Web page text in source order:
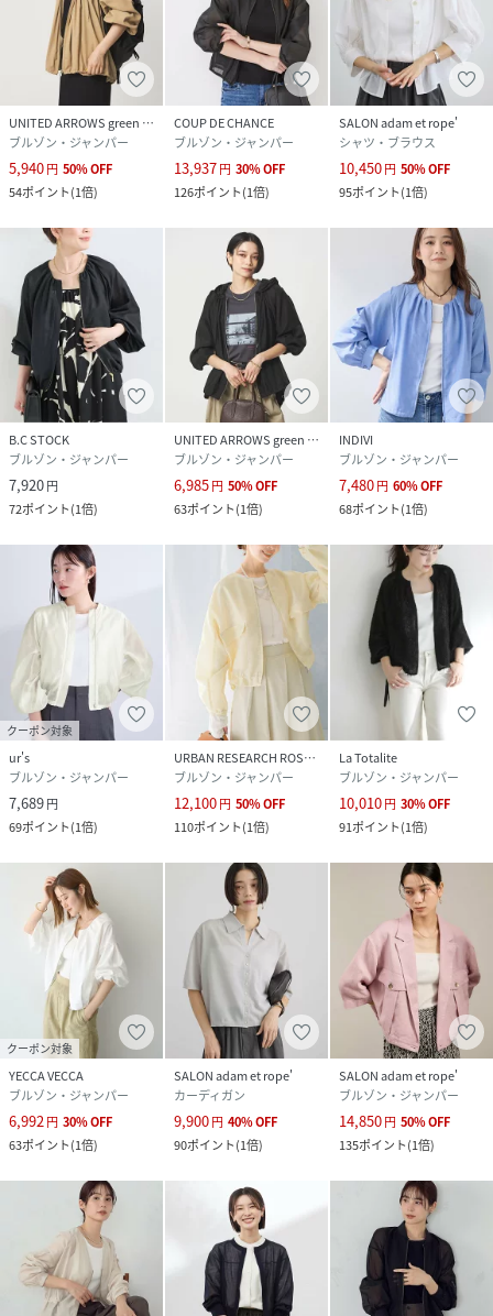
UNITED ARROWS green label relaxing
ブルゾン・ジャンパー
5,940円 50%OFF
54ポイント(1倍)
COUP DE CHANCE
ブルゾン・ジャンパー
13,937円 30%OFF
126ポイント(1倍)
SALON adam et rope'
シャツ・ブラウス
10,450円 50%OFF
95ポイント(1倍)
B.C STOCK
ブルゾン・ジャンパー
7,920円
72ポイント(1倍)
UNITED ARROWS green label relaxing
ブルゾン・ジャンパー
6,985円 50%OFF
63ポイント(1倍)
INDIVI
ブルゾン・ジャンパー
7,480円 60%OFF
68ポイント(1倍)
クーポン対象
ur's
ブルゾン・ジャンパー
7,689円
69ポイント(1倍)
URBAN RESEARCH ROSSO
ブルゾン・ジャンパー
12,100円 50%OFF
110ポイント(1倍)
La Totalite
ブルゾン・ジャンパー
10,010円 30%OFF
91ポイント(1倍)
クーポン対象
YECCA VECCA
ブルゾン・ジャンパー
6,992 円 30%OFF
63ポイント(1倍)
SALON adam et rope'
カーディガン
9,900円 40%OFF
90ポイント(1倍)
SALON adam et rope'
ブルゾン・ジャンパー
14,850円 50%OFF
135ポイント(1倍)